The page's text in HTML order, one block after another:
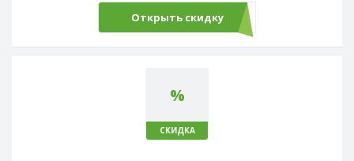
Открыть скидку
%
СКИДКА